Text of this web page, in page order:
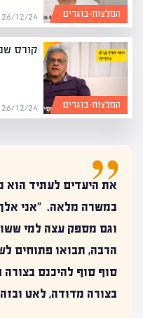
26/12/24 | מערכת אפיק המלצות-בוגרים
קורס
26/12/24 | מערכת אפיק המלצות-בוגרים
את היעדים לעתיד הוא
במשרה מלאה. "אני
וגם מספק עצה למי
הרבה, תבואו פתוחים
סוף סוף להיכנס
בצורה מדודה, לאט